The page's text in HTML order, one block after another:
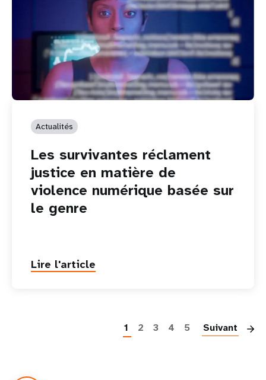
Actualités
Les survivantes réclament
justice en matière de
violence numérique basée sur
le genre
Lire l'article
1 2 3 4 5 Suivant